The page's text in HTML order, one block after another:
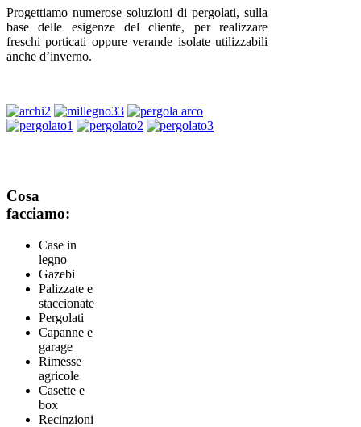
Progettiamo numerose soluzioni di pergolati, sulla
base delle esigenze del cliente, per realizzare
freschi porticati oppure verande isolate utilizzabili
anche d’inverno.
Cosa
facciamo:
Case in
legno
Gazebi
Palizzate e
staccionate
Pergolati
Capanne e
garage
Rimesse
agricole
Casette e
box
Recinzioni